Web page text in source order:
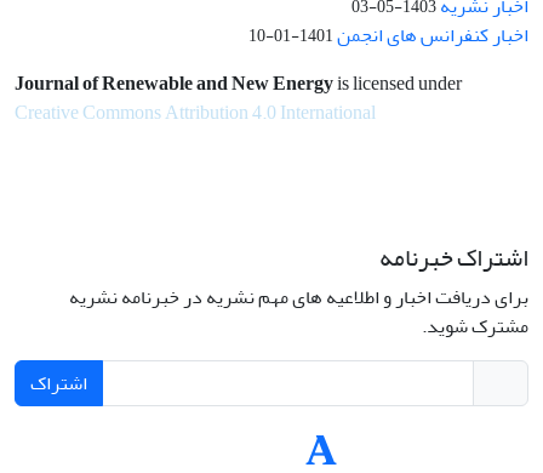
1403-05-03
اخبار کنفرانس های انجمن1401-01-10
Journal of Renewable and New Energyis licensed under
Creative Commons Attribution 4.0 International
اشتراک خبرنامه
برای دریافت اخبار و اطلاعیه های مهم نشریه در خبرنامه نشریه
مشترک شوید.
اشتراک